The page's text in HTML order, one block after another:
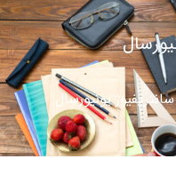
سانتریفیوژ یونیورسال